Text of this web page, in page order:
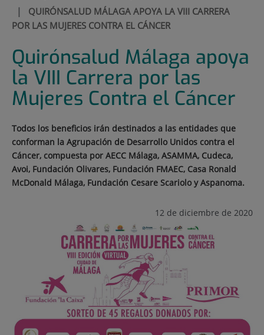
| QUIRÓNSALUD MÁLAGA APOYA LA VIII CARRERA
POR LAS MUJERES CONTRA EL CÁNCER
Quirónsalud Málaga apoya
la VIII Carrera por las
Mujeres Contra el Cáncer
Todos los beneficios irán destinados a las entidades que
conforman la Agrupación de Desarrollo Unidos contra el
Cáncer, compuesta por AECC Málaga, ASAMMA, Cudeca,
Avoi, Fundación Olivares, Fundación FMAEC, Casa Ronald
McDonald Málaga, Fundación Cesare Scariolo y Aspanoma.
12 de diciembre de 2020